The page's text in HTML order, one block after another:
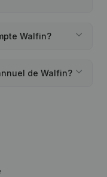
Walfin?
de Walfin?